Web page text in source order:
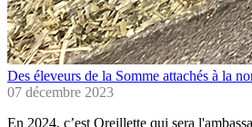
Des éleveurs de la Somme attachés à la
07 décembre 2023
En 2024, c’est Oreillette qui sera